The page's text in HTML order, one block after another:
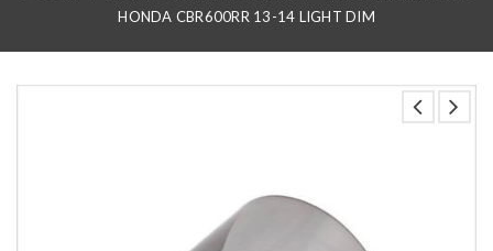
HONDA CBR600RR 13-14 LIGHT DIM